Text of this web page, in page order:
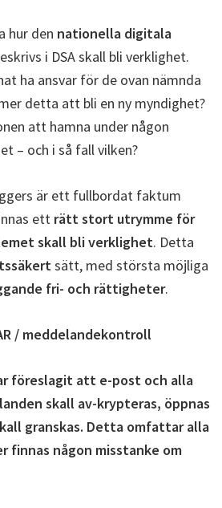
hur den nationella digitala
i DSA skall bli verklighet.
ha ansvar för de ovan nämnda
detta att bli en ny myndighet?
att hamna under någon
– och i så fall vilken?
är ett fullbordat faktum
ett rätt stort utrymme för
skall bli verklighet. Detta
sätt, med största möjliga
fri- och rättigheter.
/ meddelandekontroll
föreslagit att e-post och alla
skall av-krypteras, öppnas
granskas. Detta omfattar alla
finnas någon misstanke om